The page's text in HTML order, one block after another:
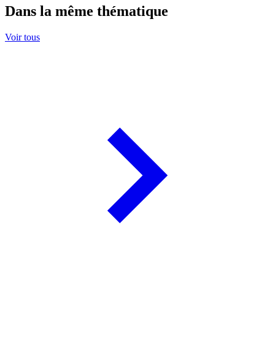
Dans la même thématique
Voir tous